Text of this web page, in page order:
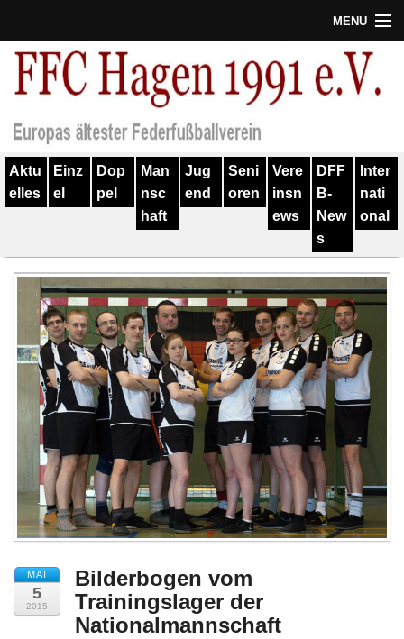
MENU
Termine
Verein
Geschichte
Training
Spieler
Kontakt
Links
Impressum
Aktu
elles
Einz
el
Dop
pel
Man
nsc
haft
Jug
end
Seni
oren
Vere
insn
ews
DFF
B-
New
s
Inter
nati
onal
MAI
5
2015
Bilderbogen vom
Trainingslager der
Nationalmannschaft